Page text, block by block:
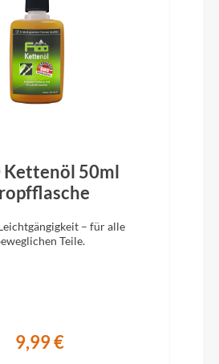
Vorbau
adjust. 0-60° ICR
Rahmentyp
Modelljahr
2024
Sattelklemme
Kettenöl 50ml
– für alle
Teile.
9,99 €